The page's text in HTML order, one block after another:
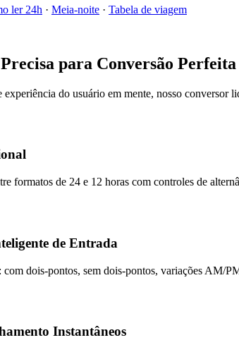
ler 24h · Meia-noite · Tabela de viagem
para Conversão
do usuário em mente, nosso conversor
formatos de 24 e 12 horas com controles de
de Entrada
dois-pontos, sem dois-pontos, variações AM/
Instantâneos